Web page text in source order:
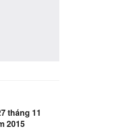
tháng 11
2015